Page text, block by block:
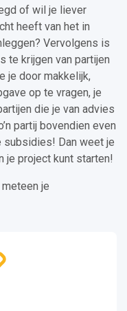
of wil je liever
heeft van het in
Vervolgens is
te krijgen van partijen
je door makkelijk,
op te vragen, je
die je van advies
partij bovendien even
subsidies! Dan weet je
je project kunt starten!
je